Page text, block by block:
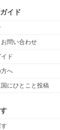
イド
問い合わせ
ド
へ
国にひとこと投稿